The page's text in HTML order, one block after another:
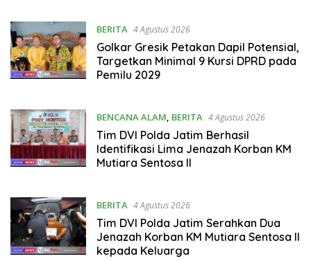
BERITA 4 Agustus 2026
Golkar Gresik Petakan Dapil Potensial,
Targetkan Minimal 9 Kursi DPRD pada
Pemilu 2029
BENCANA ALAM, BERITA 4 Agustus 2026
Tim DVI Polda Jatim Berhasil
Identifikasi Lima Jenazah Korban KM
Mutiara Sentosa II
BERITA 4 Agustus 2026
Tim DVI Polda Jatim Serahkan Dua
Jenazah Korban KM Mutiara Sentosa II
kepada Keluarga